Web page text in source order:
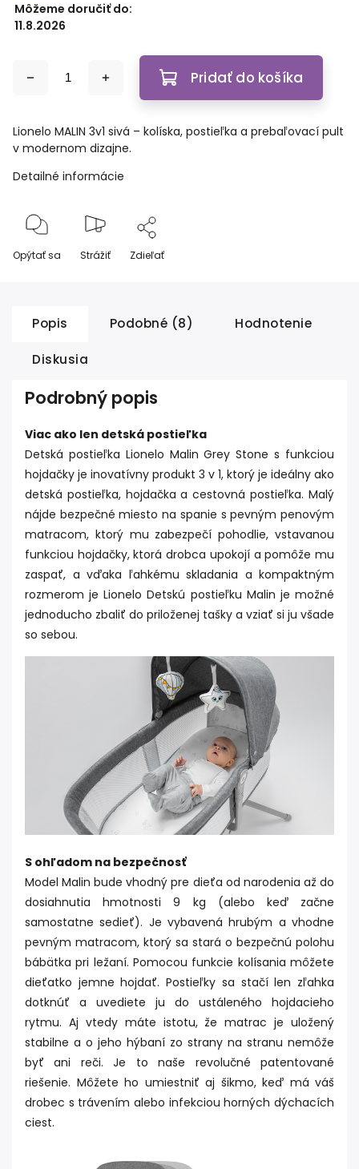
Môžeme doručiť do:
11.8.2026
Pridať do košíka
Lionelo MALIN 3v1 sivá – kolíska, postieľka a prebaľovací pult
v modernom dizajne.
Detailné informácie
Opýtať sa Strážiť Zdieľať
Popis Podobné (8) Hodnotenie
Diskusia
Podrobný popis
Viac ako len detská postieľka
Detská postieľka Lionelo Malin Grey Stone s funkciou
hojdačky je inovatívny produkt 3 v 1, ktorý je ideálny ako
detská postieľka, hojdačka a cestovná postieľka. Malý
nájde bezpečné miesto na spanie s pevným penovým
matracom, ktorý mu zabezpečí pohodlie, vstavanou
funkciou hojdačky, ktorá drobca upokojí a pomôže mu
zaspať, a vďaka ľahkému skladania a kompaktným
rozmerom je Lionelo Detskú postieľku Malin je možné
jednoducho zbaliť do priloženej tašky a vziať si ju všade
so sebou.
S ohľadom na bezpečnosť
Model Malin bude vhodný pre dieťa od narodenia až do
dosiahnutia hmotnosti 9 kg (alebo keď začne
samostatne sedieť). Je vybavená hrubým a vhodne
pevným matracom, ktorý sa stará o bezpečnú polohu
bábätka pri ležaní. Pomocou funkcie kolísania môžete
dieťatko jemne hojdať. Postieľky sa stačí len zľahka
dotknúť a uvediete ju do ustáleného hojdacieho
rytmu. Aj vtedy máte istotu, že matrac je uložený
stabilne a o jeho hýbaní zo strany na stranu nemôže
byť ani reči. Je to naše revolučné patentované
riešenie. Môžete ho umiestniť aj šikmo, keď má váš
drobec s trávením alebo infekciou horných dýchacích
ciest.